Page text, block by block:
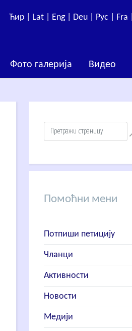
Ћир | Lat | Eng | Deu | Рус | Fra |
Фото галерија Видео
Помоћни мени
Потпиши петицију
Чланци
Активности
Новости
Медији